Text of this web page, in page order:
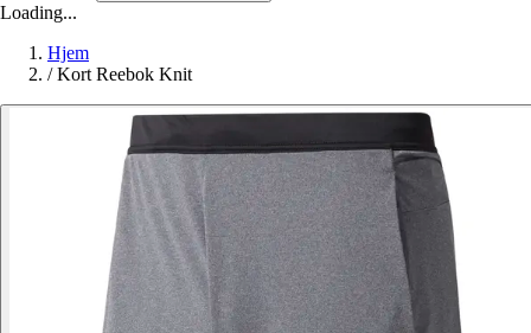
Loading...
Hjem
/ Kort Reebok Knit